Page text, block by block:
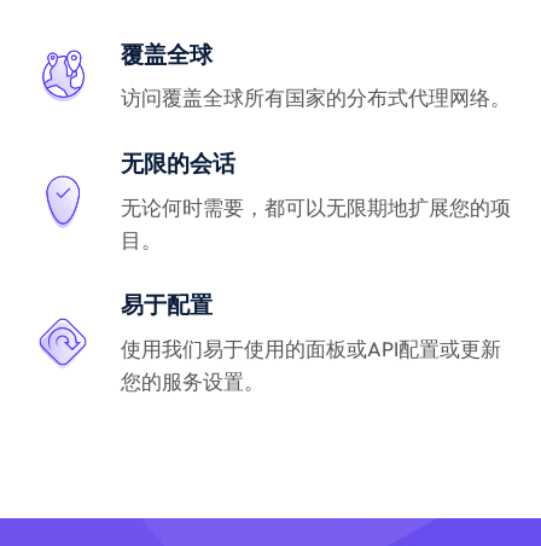
覆盖全球
访问覆盖全球所有国家的分布式代理网络。
无限的会话
无论何时需要，都可以无限期地扩展您的项
目。
易于配置
使用我们易于使用的面板或API配置或更新
您的服务设置。